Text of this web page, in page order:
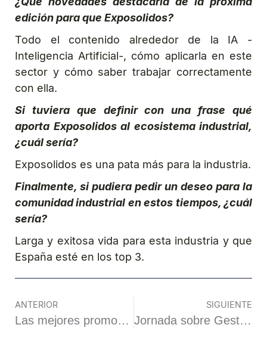
edición para que Exposolidos?
Todo el contenido alrededor de la IA -
Inteligencia Artificial-, cómo aplicarla en este
sector y cómo saber trabajar correctamente
con ella.
Si tuviera que definir con una frase qué
aporta Exposolidos al ecosistema industrial,
¿cuál sería?
Exposolidos es una pata más para la industria.
Finalmente, si pudiera pedir un deseo para la
comunidad industrial en estos tiempos, ¿cuál
sería?
Larga y exitosa vida para esta industria y que
España esté en los top 3.
ANTERIOR
Las mejores promociones exclusivas para nuevos usuarios de Amunra Casino
SIGUIENTE
Jornada sobre Gestión y Control de Sólidos, la antesala de Exposolidos